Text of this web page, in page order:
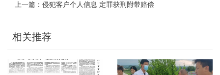
上一篇： 侵犯客户个人信息 定罪获刑附带赔偿
相关推荐